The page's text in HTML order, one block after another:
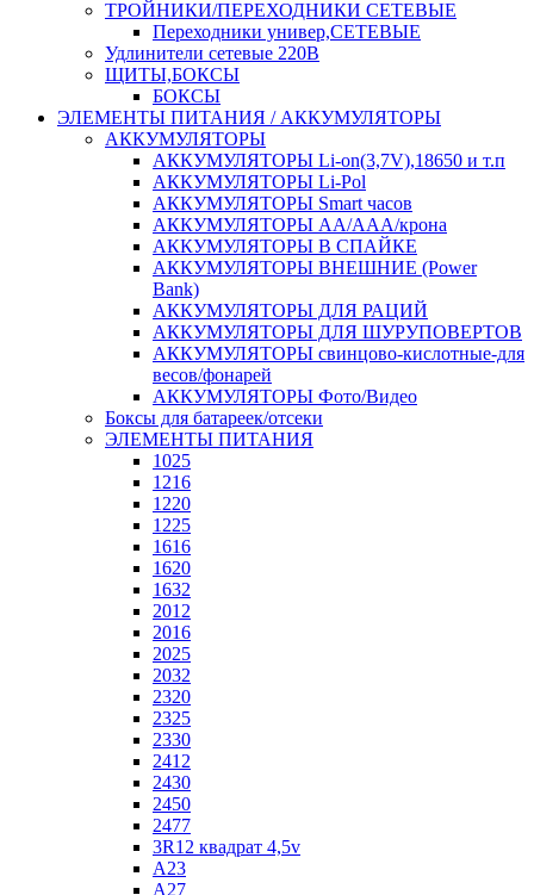
ТРОЙНИКИ/ПЕРЕХОДНИКИ СЕТЕВЫЕ
Переходники универ,СЕТЕВЫЕ
Удлинители сетевые 220В
ЩИТЫ,БОКСЫ
БОКСЫ
ЭЛЕМЕНТЫ ПИТАНИЯ / АККУМУЛЯТОРЫ
АККУМУЛЯТОРЫ
АККУМУЛЯТОРЫ Li-on(3,7V),18650 и т.п
АККУМУЛЯТОРЫ Li-Pol
АККУМУЛЯТОРЫ Smart часов
АККУМУЛЯТОРЫ АА/ААА/крона
АККУМУЛЯТОРЫ В СПАЙКЕ
АККУМУЛЯТОРЫ ВНЕШНИЕ (Power
Bank)
АККУМУЛЯТОРЫ ДЛЯ РАЦИЙ
АККУМУЛЯТОРЫ ДЛЯ ШУРУПОВЕРТОВ
АККУМУЛЯТОРЫ свинцово-кислотные-для
весов/фонарей
АККУМУЛЯТОРЫ Фото/Видео
Боксы для батареек/отсеки
ЭЛЕМЕНТЫ ПИТАНИЯ
1025
1216
1220
1225
1616
1620
1632
2012
2016
2025
2032
2320
2325
2330
2412
2430
2450
2477
3R12 квадрат 4,5v
A23
A27